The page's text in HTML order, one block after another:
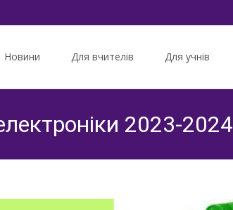
Новини Для вчителів Для учнів
2023-2024